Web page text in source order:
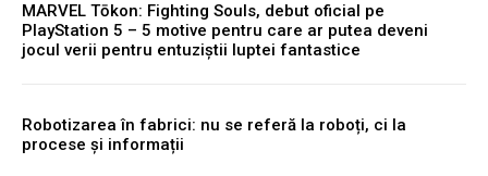
MARVEL Tōkon: Fighting Souls, debut oficial pe
PlayStation 5 – 5 motive pentru care ar putea deveni
jocul verii pentru entuziștii luptei fantastice
Robotizarea în fabrici: nu se referă la roboți, ci la
procese și informații